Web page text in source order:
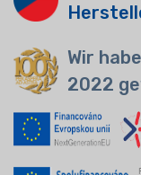
Wir
2022